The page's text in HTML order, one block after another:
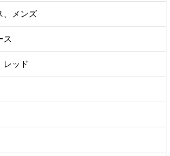
、メンズ
ス
レッド